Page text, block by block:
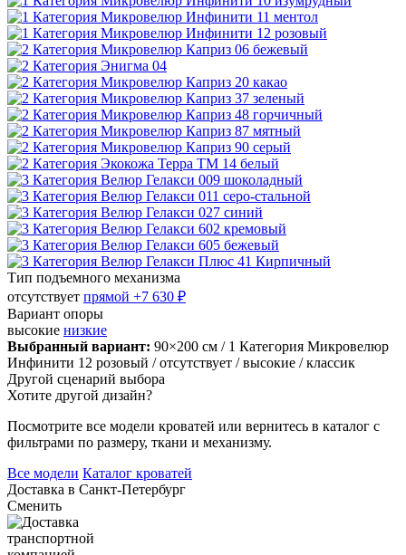
Тип подъемного механизма
отсутствует прямой +7 630 ₽
Вариант опоры
высокие низкие
Выбранный вариант: 90×200 см / 1 Категория Микровелюр
Инфинити 12 розовый / отсутствует / высокие / классик
Другой сценарий выбора
Хотите другой дизайн?
Посмотрите все модели кроватей или вернитесь в каталог с
фильтрами по размеру, ткани и механизму.
Все модели Каталог кроватей
Доставка в Санкт-Петербург
Сменить